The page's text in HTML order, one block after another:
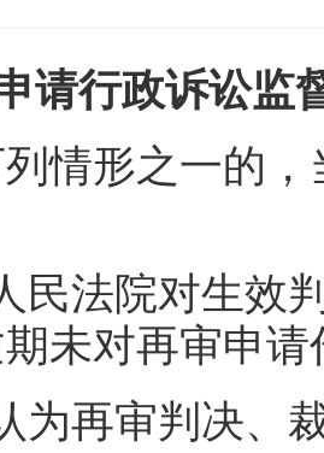
请行政诉讼监
形之一的，
法院对生效判
未对再审申
再审判决、裁